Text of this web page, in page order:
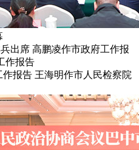
出席 高鹏凌作市政府工作报
作报告
报告 王海明作市人民检察院